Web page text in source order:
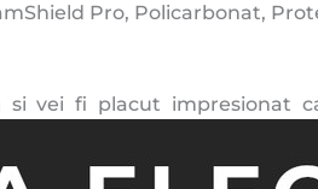
Pro, Policarbonat,
si vei fi placut impresionat